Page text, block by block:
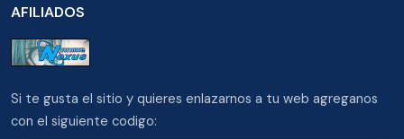
AFILIADOS
Si te gusta el sitio y quieres enlazarnos a tu web agreganos
con el siguiente codigo: